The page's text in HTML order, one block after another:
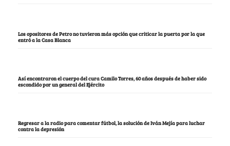
Los opositores de Petro no tuvieron más opción que criticar la puerta por la que
entró a la Casa Blanca
Así encontraron el cuerpo del cura Camilo Torres, 60 años después de haber sido
escondido por un general del Ejército
Regresar a la radio para comentar fútbol, la solución de Iván Mejía para luchar
contra la depresión